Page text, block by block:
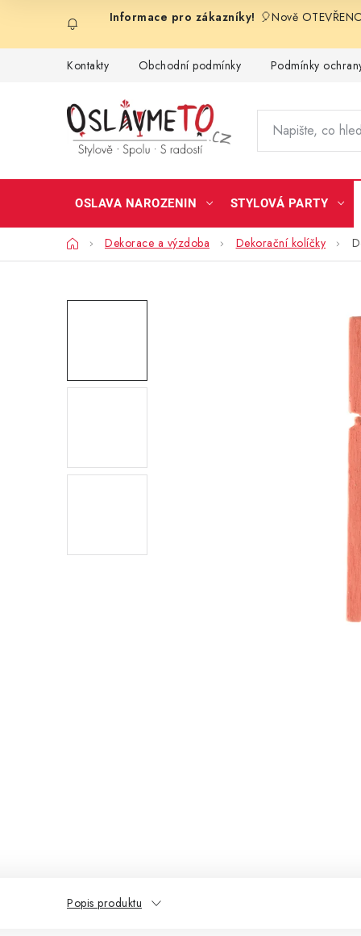
obsah
🎈Nově
Kontakty Obchodní podmínky Podmínky
OSLAVA NAROZENIN STYLOVÁ PARTY
DomůDekorace a výzdoba Dekorační kolíčky
Popis produktu